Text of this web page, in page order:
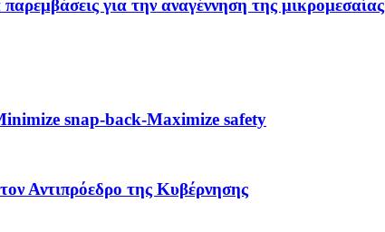
για την αναγέννηση της μικρομεσαίας
snap-back-Maximize safety
Αντιπρόεδρο της Κυβέρνησης